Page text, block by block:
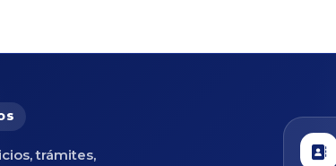
trámites,